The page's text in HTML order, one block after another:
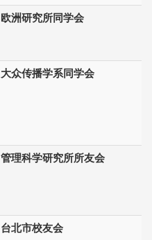
欧洲研究所同学会
大众传播学系同学会
管理科学研究所所友会
台北市校友会